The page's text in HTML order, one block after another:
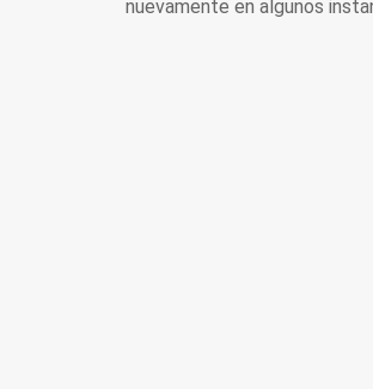
nuevamente en algunos